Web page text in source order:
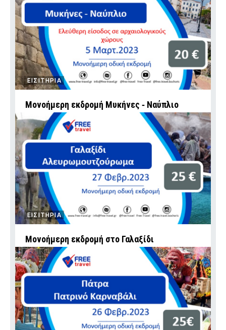
ΕΙΣΙΤΗΡΙΑ
Μονοήμερη εκδρομή Μυκήνες ‑ Ναύπλιο
ΕΙΣΙΤΗΡΙΑ
Μονοήμερη εκδρομή στο Γαλαξίδι